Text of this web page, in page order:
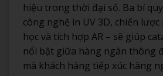
hiệu trong thời đại số. Ba bí
công nghệ in UV 3D, chiến
học và tích hợp AR – sẽ giúp
nổi bật giữa hàng ngàn thông
mà khách hàng tiếp xúc hàng